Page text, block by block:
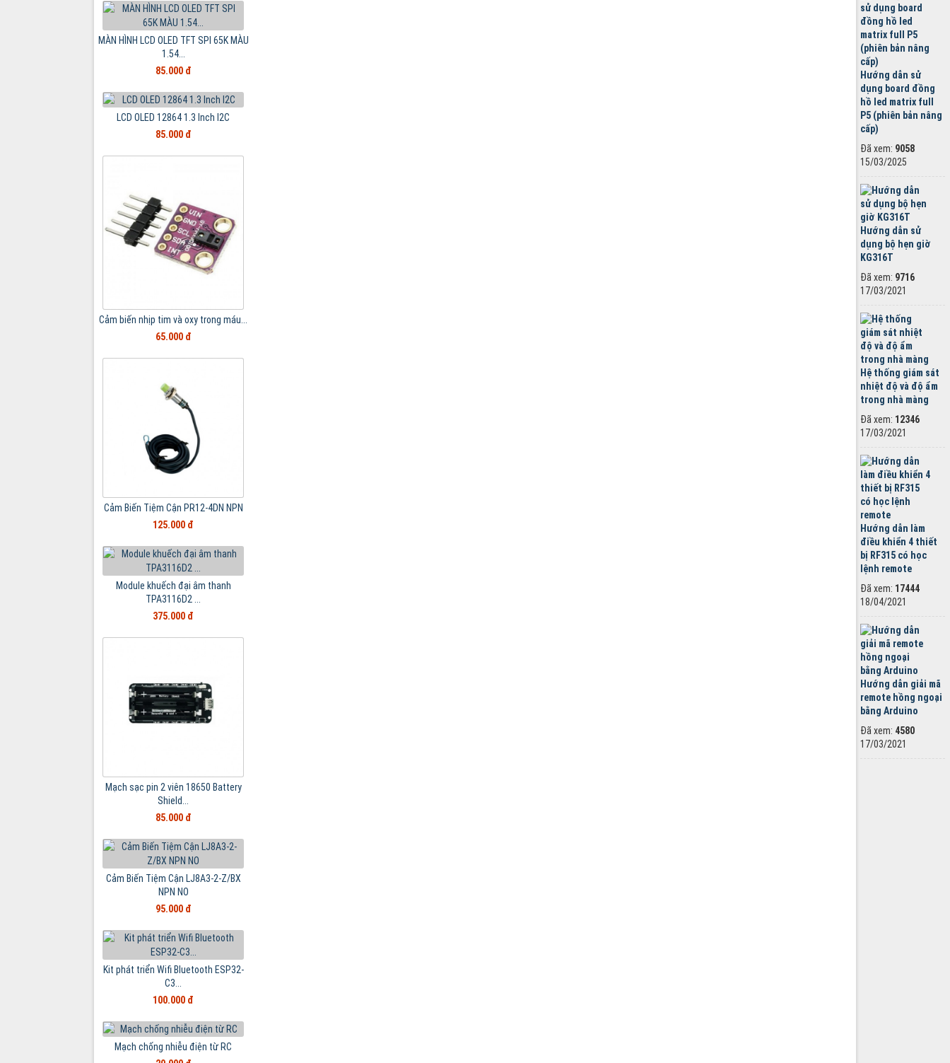
MÀN HÌNH LCD OLED TFT SPI 65K MÀU
1.54...
85.000 đ
LCD OLED 12864 1.3 Inch I2C
85.000 đ
Cảm biến nhịp tim và oxy trong máu...
65.000 đ
Cảm Biến Tiệm Cận PR12-4DN NPN
125.000 đ
Module khuếch đại âm thanh
TPA3116D2 ...
375.000 đ
Mạch sạc pin 2 viên 18650 Battery
Shield...
85.000 đ
Cảm Biến Tiệm Cận LJ8A3-2-Z/BX
NPN NO
95.000 đ
Kit phát triển Wifi Bluetooth ESP32-
C3...
100.000 đ
Mạch chống nhiễu điện từ RC
Hướng dẫn sử
dụng board đồng
hồ led matrix full
P5 (phiên bản nâng
cấp)
Đã xem: 9058
15/03/2025
Hướng dẫn sử
dụng bộ hẹn giờ
KG316T
Đã xem: 9716
17/03/2021
Hệ thống giám sát
nhiệt độ và độ ẩm
trong nhà màng
Đã xem: 12346
17/03/2021
Hướng dẫn làm
điều khiển 4 thiết
bị RF315 có học
lệnh remote
Đã xem: 17444
18/04/2021
Hướng dẫn giải mã
remote hồng ngoại
bằng Arduino
Đã xem: 4580
17/03/2021